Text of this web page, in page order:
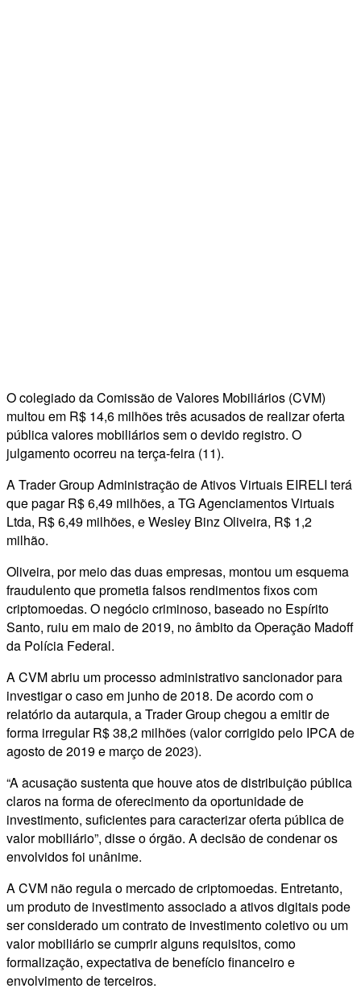
O colegiado da Comissão de Valores Mobiliários (CVM)
multou em R$ 14,6 milhões três acusados de realizar oferta
pública valores mobiliários sem o devido registro. O
julgamento ocorreu na terça-feira (11).
A Trader Group Administração de Ativos Virtuais EIRELI terá
que pagar R$ 6,49 milhões, a TG Agenciamentos Virtuais
Ltda, R$ 6,49 milhões, e Wesley Binz Oliveira, R$ 1,2
milhão.
Oliveira, por meio das duas empresas, montou um esquema
fraudulento que prometia falsos rendimentos fixos com
criptomoedas. O negócio criminoso, baseado no Espírito
Santo, ruiu em maio de 2019, no âmbito da Operação Madoff
da Polícia Federal.
A CVM abriu um processo administrativo sancionador para
investigar o caso em junho de 2018. De acordo com o
relatório da autarquia, a Trader Group chegou a emitir de
forma irregular R$ 38,2 milhões (valor corrigido pelo IPCA de
agosto de 2019 e março de 2023).
“A acusação sustenta que houve atos de distribuição pública
claros na forma de oferecimento da oportunidade de
investimento, suficientes para caracterizar oferta pública de
valor mobiliário”, disse o órgão. A decisão de condenar os
envolvidos foi unânime.
A CVM não regula o mercado de criptomoedas. Entretanto,
um produto de investimento associado a ativos digitais pode
ser considerado um contrato de investimento coletivo ou um
valor mobiliário se cumprir alguns requisitos, como
formalização, expectativa de benefício financeiro e
envolvimento de terceiros.